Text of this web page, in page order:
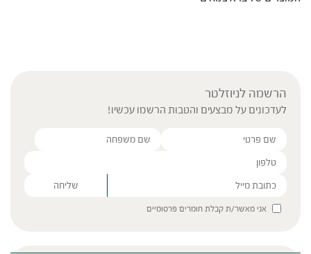
הרשמה לניוזלטר
לעדכונים על מבצעים והטבות הרשמו עכשיו!
Please leave this field empty.
אני מאשר/ת קבלת חומרים פרסומיים